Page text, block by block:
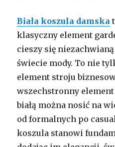
Biała koszula damska
klasyczny element
cieszy się
świecie mody. To nie
element stroju
wszechstronny element
białą można nosić na
od formalnych po
koszula stanowi